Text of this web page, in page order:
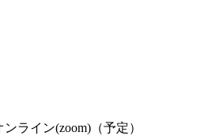
ライン(zoom)（予定）